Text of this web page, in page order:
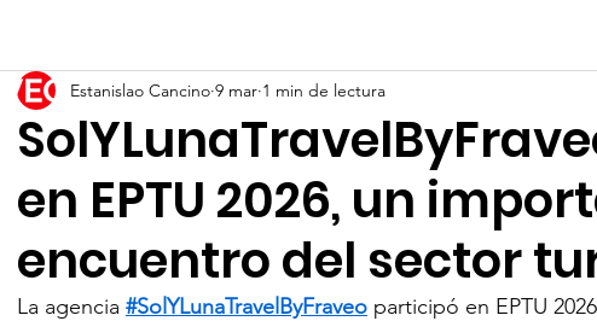
en EPTU 2026, un
encuentro del sector
Estanislao Cancino 9 mar 1 min de lectura
La agencia #SolYLunaTravelByFraveo participó en EPTU